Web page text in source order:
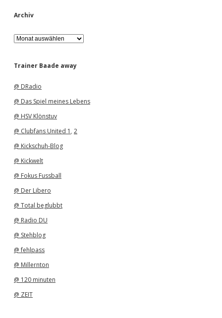
Archiv
A
r
h
Trainer Baade away
@ DRadio
@ Das Spiel meines Lebens
@ HSV Klönstuv
@ Clubfans United 1 , 2
@ Kickschuh-Blog
@ Kickwelt
@ Fokus Fussball
@ Der Libero
@ Total beglubbt
@ Radio DU
@ Stehblog
@ fehlpass
@ Millernton
@ 120 minuten
@ ZEIT